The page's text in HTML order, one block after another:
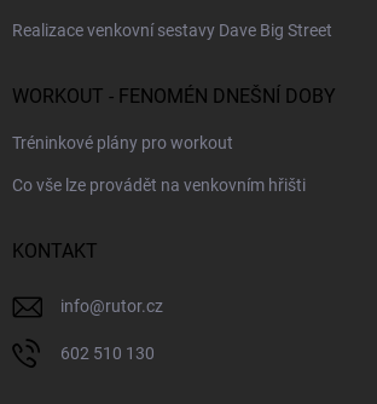
Realizace venkovní sestavy Dave Big Street
WORKOUT - FENOMÉN DNEŠNÍ DOBY
Tréninkové plány pro workout
Co vše lze provádět na venkovním hřišti
KONTAKT
info@rutor.cz
602 510 130